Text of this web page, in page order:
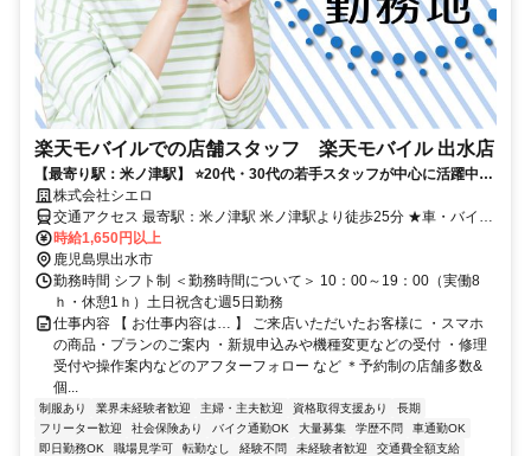
楽天モバイルでの店舗スタッフ 楽天モバイル 出水店
【最寄り駅：米ノ津駅】 ⭐️20代・30代の若手スタッフが中心に活躍中！
⭐入社祝金Max10万円
株式会社シエロ
交通アクセス 最寄駅：米ノ津駅 米ノ津駅より徒歩25分 ★車・バイク
通勤OK
時給1,650円以上
鹿児島県出水市
勤務時間 シフト制 ＜勤務時間について＞ 10：00～19：00（実働8
ｈ・休憩1ｈ）土日祝含む週5日勤務
仕事内容 【 お仕事内容は… 】 ご来店いただいたお客様に ・スマホ
の商品・プランのご案内 ・新規申込みや機種変更などの受付 ・修理
受付や操作案内などのアフターフォロー など ＊予約制の店舗多数&
個...
制服あり 業界未経験者歓迎 主婦・主夫歓迎 資格取得支援あり
長期
フリーター歓迎
社会保険あり バイク通勤OK 大量募集 学歴不問
車通勤OK
即日勤務OK
職場見学可 転勤なし 経験不問 未経験者歓迎
交通費全額支給